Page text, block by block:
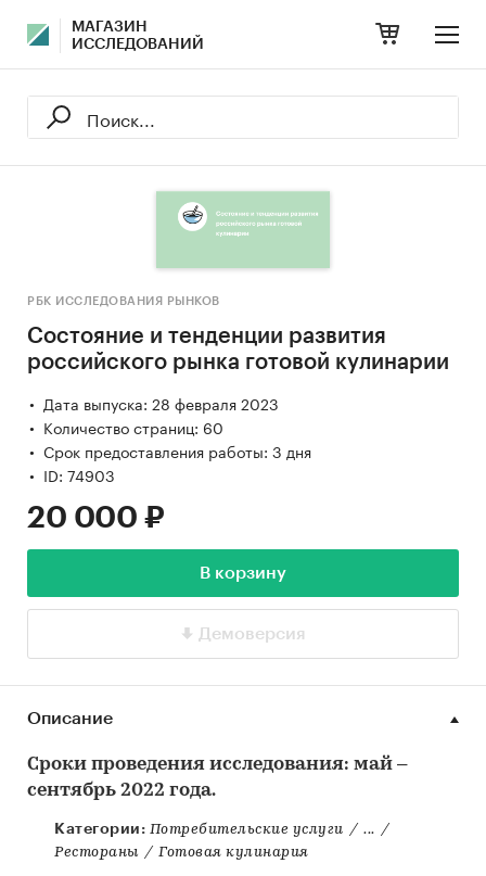
МАГАЗИН
ИССЛЕДОВАНИЙ
РБК ИССЛЕДОВАНИЯ РЫНКОВ
Состояние и тенденции развития
российского рынка готовой кулинарии
Дата выпуска: 28 февраля 2023
Количество страниц: 60
Срок предоставления работы: 3 дня
ID: 74903
20 000 ₽
В корзину
Демоверсия
Описание
Сроки проведения исследования: май –
сентябрь 2022 года.
Категории: Потребительские услуги / ... /
Рестораны / Готовая кулинария